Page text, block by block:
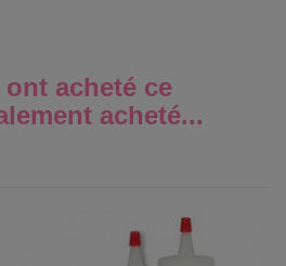
acheté ce
acheté...